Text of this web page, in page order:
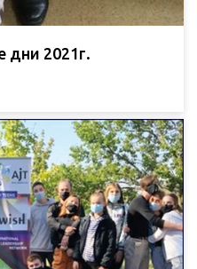
2021г.